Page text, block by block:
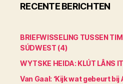
RECENTE BERICHTEN
BRIEFWISSELING TUSSEN
SÚDWEST (4)
WYTSKE HEIDA: KLÚT LÂNS
Van Gaal: ‘Kijk wat gebeurt